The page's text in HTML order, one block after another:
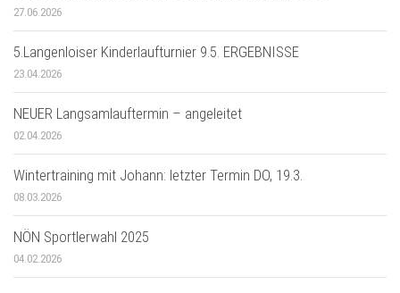
27.06.2026
5.Langenloiser Kinderlaufturnier 9.5. ERGEBNISSE
23.04.2026
NEUER Langsamlauftermin – angeleitet
02.04.2026
Wintertraining mit Johann: letzter Termin DO, 19.3.
08.03.2026
NÖN Sportlerwahl 2025
04.02.2026